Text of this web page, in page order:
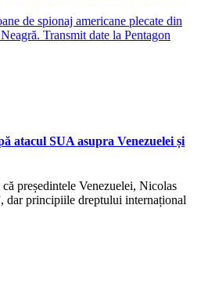
de spionaj americane plecate din
Transmit date la Pentagon
atacul SUA asupra Venezuelei și
președintele Venezuelei, Nicolas
dar principiile dreptului internațional